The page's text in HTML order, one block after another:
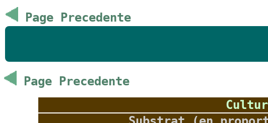
Page Precedente
Page Precedente